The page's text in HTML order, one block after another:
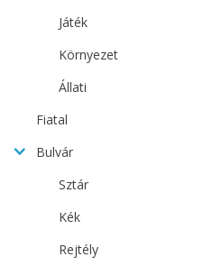
Játék
Környezet
Állati
Fiatal
Bulvár
Sztár
Kék
Rejtély